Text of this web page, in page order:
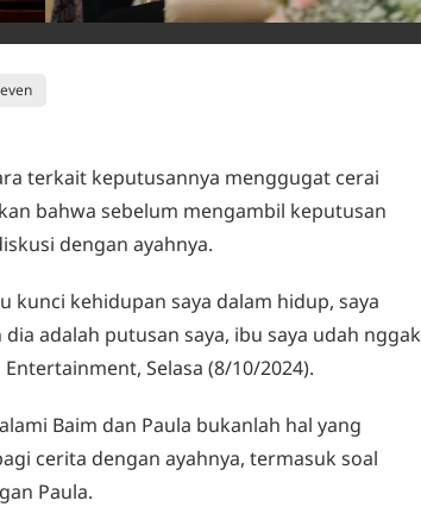
terkait keputusannya menggugat cerai
bahwa sebelum mengambil keputusan
dengan ayahnya.
kunci kehidupan saya dalam hidup, saya
adalah putusan saya, ibu saya udah nggak
Selasa (8/10/2024).
Baim dan Paula bukanlah hal yang
cerita dengan ayahnya, termasuk soal
Paula.